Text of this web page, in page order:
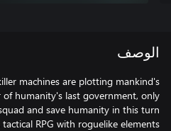
الوصف
machines are plotting mankind's
of humanity's last government, only
and save humanity in this turn
tactical RPG with roguelike elements.